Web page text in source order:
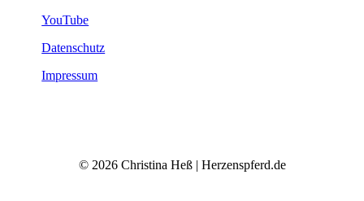
YouTube
Datenschutz
Impressum
© 2026 Christina Heß | Herzenspferd.de